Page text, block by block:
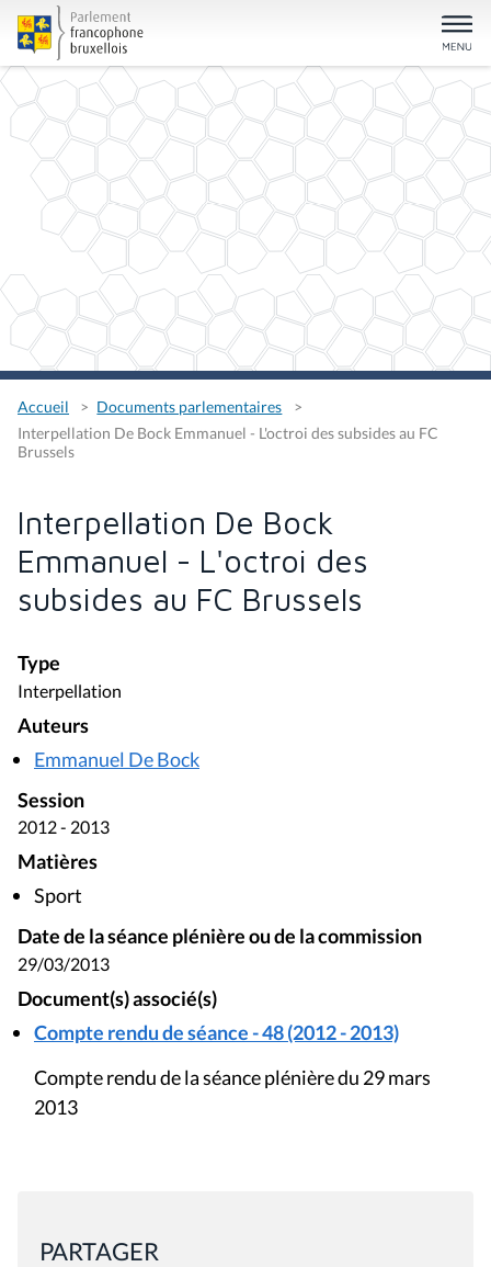
Accueil
Documents parlementaires
Interpellation De Bock Emmanuel - L'octroi des subsides au FC
Brussels
Interpellation De Bock
Emmanuel - L'octroi des
subsides au FC Brussels
Type
Interpellation
Auteurs
Emmanuel De Bock
Session
2012 - 2013
Matières
Sport
Date de la séance plénière ou de la commission
29/03/2013
Document(s) associé(s)
Compte rendu de séance - 48 (2012 - 2013)
Compte rendu de la séance plénière du 29 mars
2013
PARTAGER